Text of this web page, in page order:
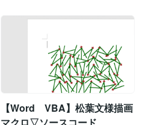
Const KANEROWS = 3 '縦/描
'線の太さ ' 'ベジエ曲線描画倍率
Const KANEBZR顔 = 0.9 Const KANE
BZR目 = 0.2 Const KANEBZR鼻 = -0.3
Const KANEBZR口 = -0.25 '------------
-------------------------------------------------------
-------- Dim Ip As Integer, Jp As Integer,
Kp As Integer Dim Lp As Integer, intDlt
As Integer Dim intCxp As Integer, intCy
【Word VBA】松葉文様描画